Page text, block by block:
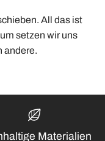
All das ist
setzen wir uns
andere.
Materialien